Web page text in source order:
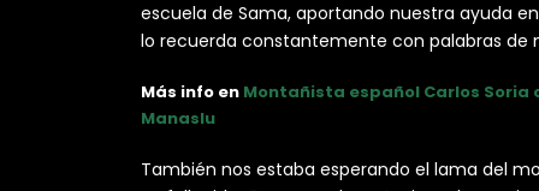
escuela de Sama, aportando nuestra ayuda
lo recuerda constantemente con palabras de
Más info en Montañista español Carlos Soria
Manaslu
También nos estaba esperando el lama del